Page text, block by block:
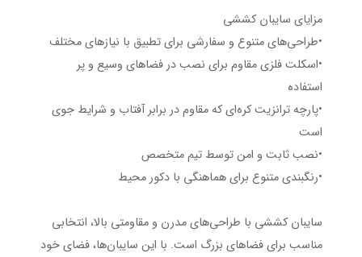
مزایای سایبان کششی
•طراحی‌های متنوع و سفارشی برای تطبیق با نیازهای مختلف
•اسکلت فلزی مقاوم برای نصب در فضاهای وسیع و پر
استفاده
•پارچه ترانزیت کره‌ای که مقاوم در برابر آفتاب و شرایط جوی
است
•نصب ثابت و امن توسط تیم متخصص
•رنگبندی متنوع برای هماهنگی با دکور محیط
سایبان کششی با طراحی‌های مدرن و مقاومتی بالا، انتخابی
مناسب برای فضاهای بزرگ است. با این سایبان‌ها، فضای خود